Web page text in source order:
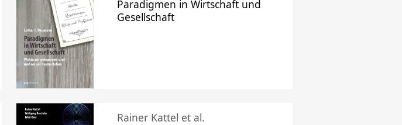
Paradigmen in Wirtschaft und
Gesellschaft
Rainer Kattel et al.